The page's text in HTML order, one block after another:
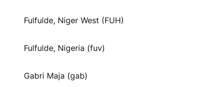
Fulfulde, Niger West (FUH)
Fulfulde, Nigeria (fuv)
Gabri Maja (gab)